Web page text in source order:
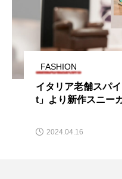
FASHION
イタリア老舗スパ
t」より新作スニー
2024.04.16